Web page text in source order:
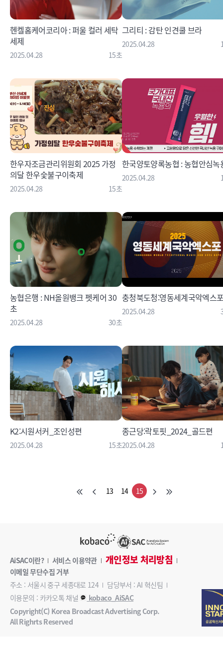
헨켈홈케어코리아 : 퍼울 컬러 세탁
세제
2025.04.28 15초
그리티 : 감탄 인견쿨 브라
2025.04.28
한우자조금관리위원회 2025 가정
의달 한우숯불구이축제
2025.04.28 15초
한국양토양록농협 : 농협안심녹
2025.04.28
농협은행 : NH올원뱅크 펫케어 30
초
2025.04.28 30초
충청북도청:영동세계국악엑스
2025.04.28
K2:시원서커_조인성편
2025.04.28 15초
종근당:락토핏_2024_골드편
2025.04.28
13 14 15
AiSAC이란? 서비스 이용약관 개인정보 처리방침
이메일 무단수집 거부
주소 : 서울시 중구 세종대로 124
담당부서 : AI 혁신팀
이용문의 : 카카오톡 채널
kobaco_AiSAC
Copyright(C) Korea Broadcast Advertising Corp.
All Righrts Reserved